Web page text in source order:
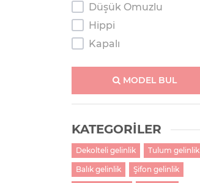
Salaş
Tulum
Düşük Omuzlu
Hippi
Kapalı
Kolsuz
M Yaka
Tek Omuzlu
Tesettür
Transparan Omuzlu
MODEL BUL
KATEGORİLER
Dekolteli gelinlik Tulum gelinlik
Balık gelinlik Şifon gelinlik